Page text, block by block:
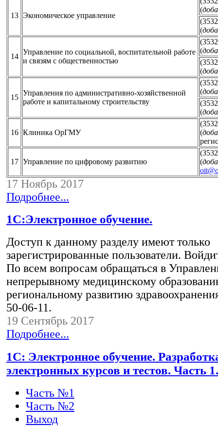
13 Экономическое управление
(
(
14
Управление по социальной, воспитательной работе
и связям с общественностью
(
(
15
Управления по административно-хозяйственной
работе и капитальному строительству
(
(
16 Клиника ОрГМУ
(
17 Управление по цифровому развитию
(
17 Ноябрь 2017
Подробнее...
1С:Электронное обучение.
Доступ к данному разделу имеют только
зарегистрированные пользователи.
По всем вопросам обращаться в
непрерывному медицинскому
региональному развитию
50-06-11.
19 Сентябрь 2017
Подробнее...
1С: Электронное обучение.
электронных курсов и тестов. Часть 1.
Часть №1
Часть №2
Выход
Логин
Пароль
Запомнить меня